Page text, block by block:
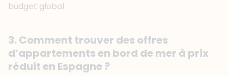
budget global.
3. Comment trouver des offres
d’appartements en bord de mer à prix
réduit en Espagne ?